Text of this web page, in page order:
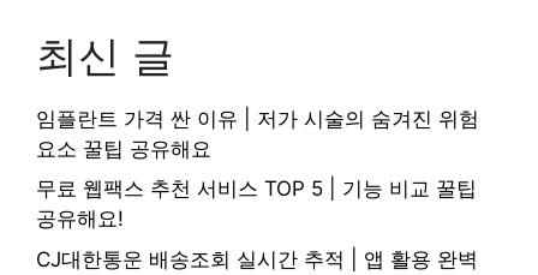
최신 글
임플란트 가격 싼 이유 | 저가 시술의 숨겨진 위험
요소 꿀팁 공유해요
무료 웹팩스 추천 서비스 TOP 5 | 기능 비교 꿀팁
공유해요!
CJ대한통운 배송조회 실시간 추적 | 앱 활용 완벽